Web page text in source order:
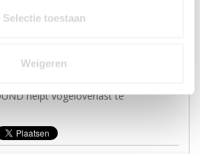
Selectie toestaan
Weigeren
zonder dat de dieren gewond
dan niet en neem contact met
helpt vogeloverlast te